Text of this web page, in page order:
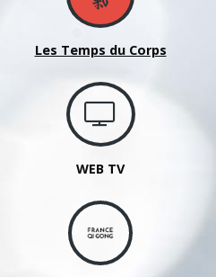
Les Temps du Corps
WEB TV